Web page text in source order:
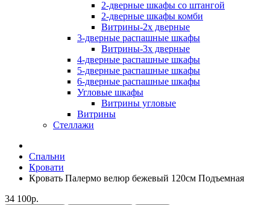
2-дверные шкафы со штангой
2-дверные шкафы комби
Витрины-2х дверные
3-дверные распашные шкафы
Витрины-3х дверные
4-дверные распашные шкафы
5-дверные распашные шкафы
6-дверные распашные шкафы
Угловые шкафы
Витрины угловые
Витрины
Стеллажи
Спальни
Кровати
Кровать Палермо велюр бежевый 120см Подъемная
34 100р.